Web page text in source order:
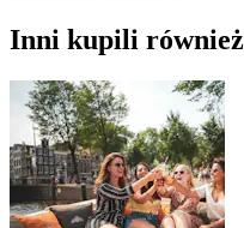
Inni kupili również